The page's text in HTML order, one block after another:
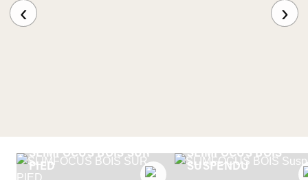
‹ ›
SLIMFOCUS BOIS SUR
PIED
SLIMFOCUS BOIS
SUSPENDU